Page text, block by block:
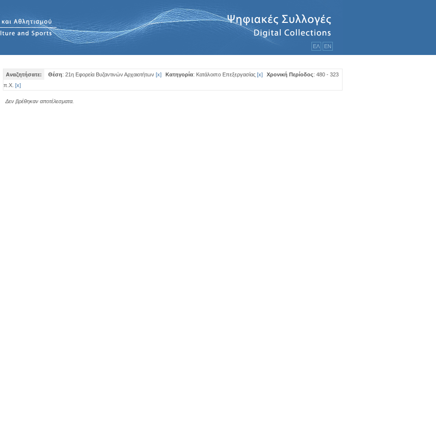
ΕΛ ΕΝ
Αναζητήσατε: Θέση: 21η Εφορεία Βυζαντινών Αρχαιοτήτων [x] Κατηγορία: Κατάλοιπο Επεξεργασίας [x] Χρονική Περίοδος: 480 - 323
π.Χ. [x]
Δεν βρέθηκαν αποτέλεσματα.